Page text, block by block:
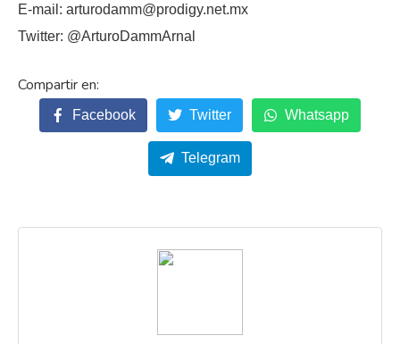
E-mail: arturodamm@prodigy.net.mx
Twitter: @ArturoDammArnal
Facebook Twitter Whatsapp
Telegram